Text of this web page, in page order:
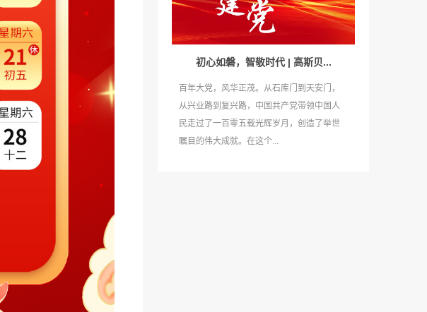
初心如磐，智敬时代 | 高斯贝...
百年大党，风华正茂。从石库门到天安门，
从兴业路到复兴路，中国共产党带领中国人
民走过了一百零五载光辉岁月，创造了举世
瞩目的伟大成就。在这个...